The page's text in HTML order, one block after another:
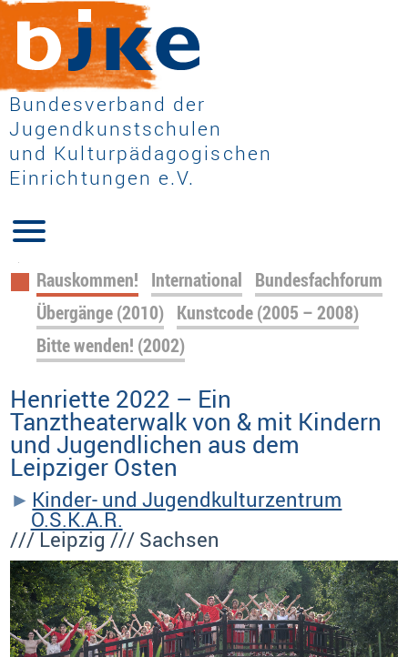
Bundesverband der
Jugendkunstschulen
und Kulturpädagogischen
Einrichtungen e.V.
Navigation
überspringen
Rauskommen! International Bundesfachforum
Übergänge (2010) Kunstcode (2005 – 2008)
Bitte wenden! (2002)
Henriette 2022 – Ein
Tanztheaterwalk von & mit Kindern
und Jugendlichen aus dem
Leipziger Osten
Kinder- und Jugendkulturzentrum
O.S.K.A.R.
/// Leipzig /// Sachsen